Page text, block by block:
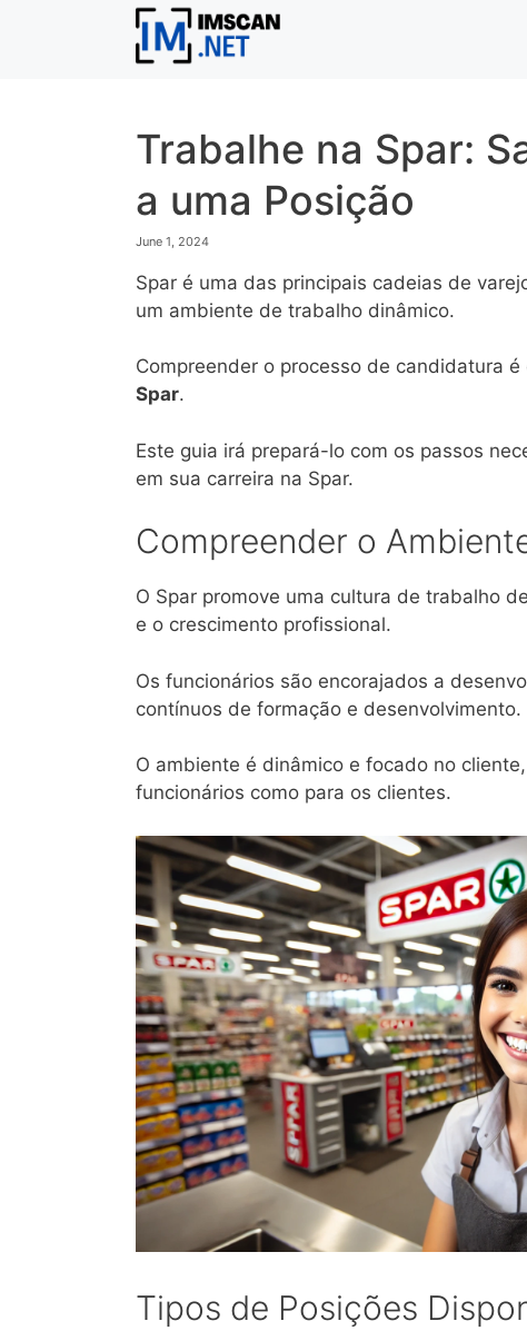
Trabalhe na Spar:
a uma Posição
June 1, 2024
Spar é uma das principais cadeias de
um ambiente de trabalho dinâmico.
Compreender o processo de candidatura
Spar.
Este guia irá prepará-lo com os passos
em sua carreira na Spar.
Compreender o
O Spar promove uma cultura de trabalho
e o crescimento profissional.
Os funcionários são encorajados a
contínuos de formação e desenvolvimento.
O ambiente é dinâmico e focado no
funcionários como para os clientes.
Tipos de Posições